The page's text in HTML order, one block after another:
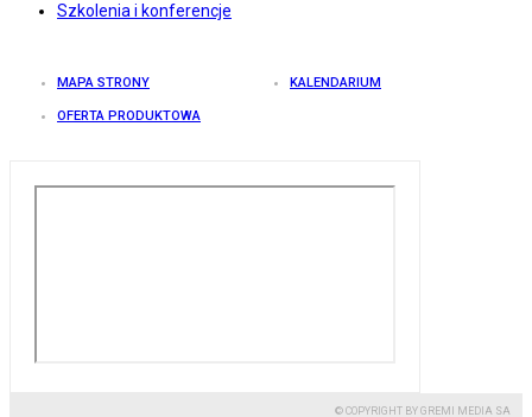
Szkolenia i konferencje
MAPA STRONY KALENDARIUM
OFERTA PRODUKTOWA
© COPYRIGHT BY GREMI MEDIA SA